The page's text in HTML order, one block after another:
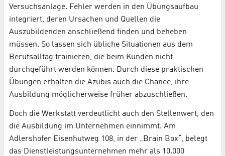
Versuchsanlage. Fehler werden in den Übungsaufbau
integriert, deren Ursachen und Quellen die
Auszubildenden anschließend finden und beheben
müssen. So lassen sich übliche Situationen aus dem
Berufsalltag trainieren, die beim Kunden nicht
durchgeführt werden können. Durch diese praktischen
Übungen erhalten die Azubis auch die Chance, ihre
Ausbildung möglicherweise früher abzuschließen.
Doch die Werkstatt verdeutlicht auch den Stellenwert, den
die Ausbildung im Unternehmen einnimmt. Am
Adlershofer Eisenhutweg 108, in der „Brain Box“, belegt
das Dienstleistungsunternehmen mehr als 10.000